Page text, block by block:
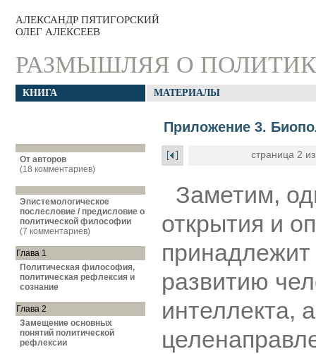
АЛЕКСАНДР ПЯТИГОРСКИЙ
ОЛЕГ АЛЕКСЕЕВ
РАЗМЫШЛЯЯ О
КНИГА МАТЕРИАЛЫ
От авторов
(18 комментариев)
Эпистемологическое
послесловие / предисловие о
политической философии
(7 комментариев)
Глава 1
Политическая философия,
политическая рефлексия и
сознание
Глава 2
Замещение основных
понятий политической
рефлексии
Приложение 3.
страница 2
Заметим,
открытия и
развитию
интеллекта,